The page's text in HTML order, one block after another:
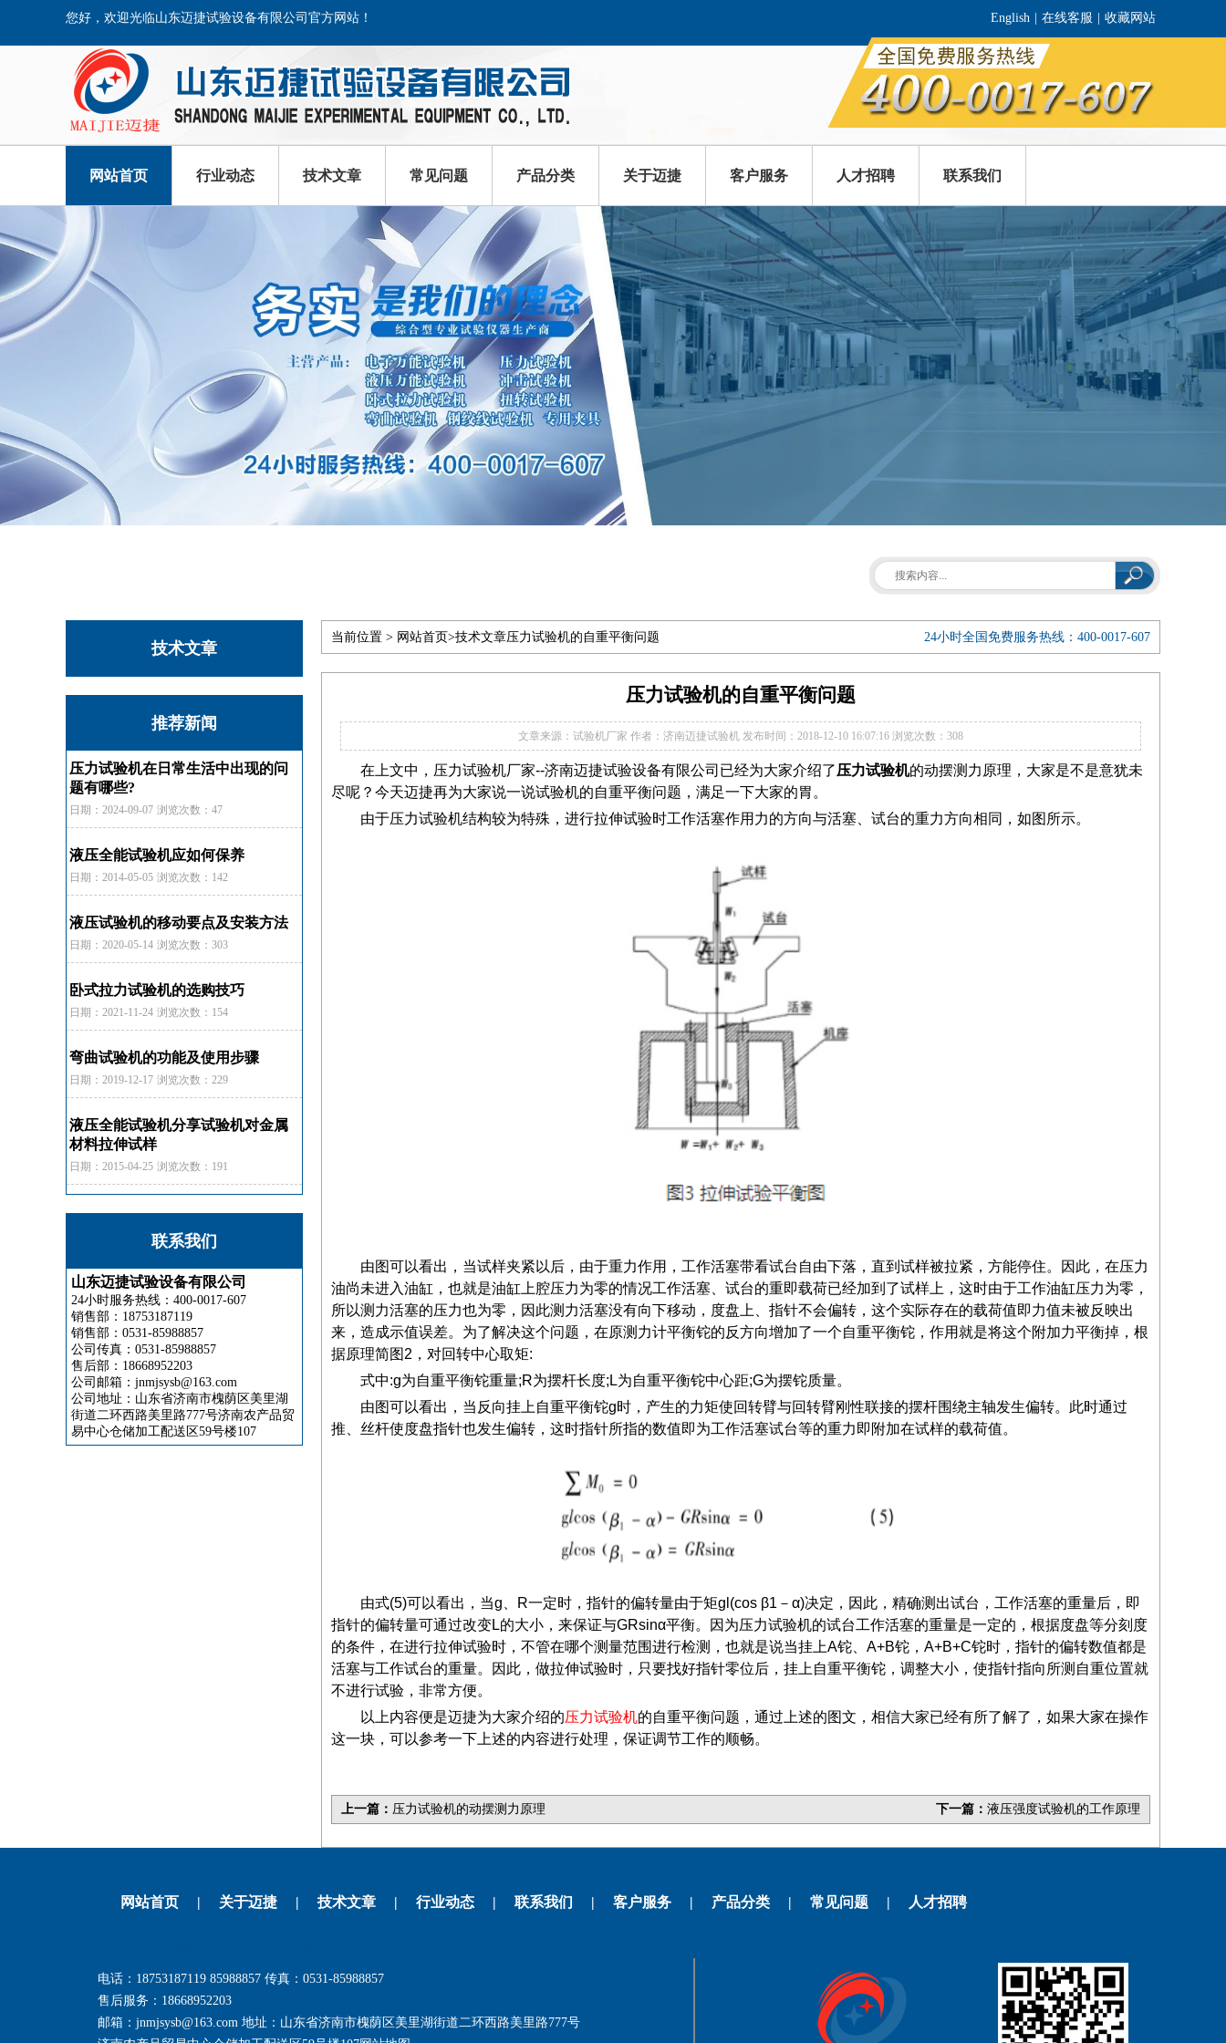
您好，欢迎光临山东迈捷试验设备有限公司官方网站！ English 在线客服 收藏网站
网站首页 行业动态 技术文章 常见问题 产品分类 关于迈捷 客户服务 人才招聘 联系我们
技术文章
推荐新闻
压力试验机在日常生活中出现的问
题有哪些?
日期：2024-09-07 浏览次数：47
液压全能试验机应如何保养
日期：2014-05-05 浏览次数：142
液压试验机的移动要点及安装方法
日期：2020-05-14 浏览次数：303
卧式拉力试验机的选购技巧
日期：2021-11-24 浏览次数：154
弯曲试验机的功能及使用步骤
日期：2019-12-17 浏览次数：229
液压全能试验机分享试验机对金属
材料拉伸试样
日期：2015-04-25 浏览次数：191
联系我们
山东迈捷试验设备有限公司
24小时服务热线：400-0017-607
销售部：18753187119
销售部：0531-85988857
公司传真：0531-85988857
售后部：18668952203
公司邮箱：jnmjsysb@163.com
公司地址：山东省济南市槐荫区美里湖
街道二环西路美里路777号济南农产品贸
易中心仓储加工配送区59号楼107
当前位置 > 网站首页>技术文章压力试验机的自重平衡问题 24小时全国免费服务热线：400-0017-607
压力试验机的自重平衡问题
文章来源：试验机厂家 作者：济南迈捷试验机 发布时间：2018-12-10 16:07:16 浏览次数：308
在上文中，压力试验机厂家--济南迈捷试验设备有限公司已经为大家介绍了压力试验机的动摆测力原理，大家是不是意犹未
尽呢？今天迈捷再为大家说一说试验机的自重平衡问题，满足一下大家的胃。
由于压力试验机结构较为特殊，进行拉伸试验时工作活塞作用力的方向与活塞、试台的重力方向相同，如图所示。
由图可以看出，当试样夹紧以后，由于重力作用，工作活塞带看试台自由下落，直到试样被拉紧，方能停住。因此，在压力
油尚未进入油缸，也就是油缸上腔压力为零的情况工作活塞、试台的重即载荷已经加到了试样上，这时由于工作油缸压力为零，
所以测力活塞的压力也为零，因此测力活塞没有向下移动，度盘上、指针不会偏转，这个实际存在的载荷值即力值未被反映出
来，造成示值误差。为了解决这个问题，在原测力计平衡铊的反方向增加了一个自重平衡铊，作用就是将这个附加力平衡掉，根
据原理简图2，对回转中心取矩:
式中:g为自重平衡铊重量;R为摆杆长度;L为自重平衡铊中心距;G为摆铊质量。
由图可以看出，当反向挂上自重平衡铊g时，产生的力矩使回转臂与回转臂刚性联接的摆杆围绕主轴发生偏转。此时通过
推、丝杆使度盘指针也发生偏转，这时指针所指的数值即为工作活塞试台等的重力即附加在试样的载荷值。
由式(5)可以看出，当g、R一定时，指针的偏转量由于矩gl(cos β1－α)决定，因此，精确测出试台，工作活塞的重量后，即
指针的偏转量可通过改变L的大小，来保证与GRsinα平衡。因为压力试验机的试台工作活塞的重量是一定的，根据度盘等分刻度
的条件，在进行拉伸试验时，不管在哪个测量范围进行检测，也就是说当挂上A铊、A+B铊，A+B+C铊时，指针的偏转数值都是
活塞与工作试台的重量。因此，做拉伸试验时，只要找好指针零位后，挂上自重平衡铊，调整大小，使指针指向所测自重位置就
不进行试验，非常方便。
以上内容便是迈捷为大家介绍的压力试验机的自重平衡问题，通过上述的图文，相信大家已经有所了解了，如果大家在操作
这一块，可以参考一下上述的内容进行处理，保证调节工作的顺畅。
上一篇： 压力试验机的动摆测力原理 下一篇： 液压强度试验机的工作原理
网站首页 | 关于迈捷 | 技术文章 | 行业动态 | 联系我们 | 客户服务 | 产品分类 | 常见问题 | 人才招聘
电话：18753187119 85988857 传真：0531-85988857
售后服务：18668952203
邮箱：jnmjsysb@163.com 地址：山东省济南市槐荫区美里湖街道二环西路美里路777号